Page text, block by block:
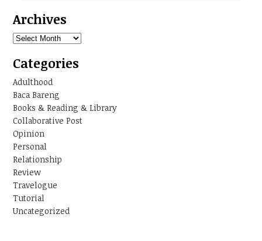
Archives
Archives
Categories
Adulthood
Baca Bareng
Books & Reading & Library
Collaborative Post
Opinion
Personal
Relationship
Review
Travelogue
Tutorial
Uncategorized